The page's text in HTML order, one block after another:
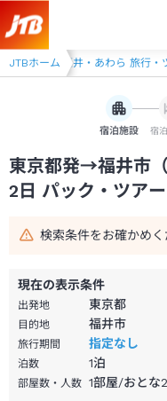
JTBホーム
ツアー 福井・あわら 旅行・
宿泊施設 宿
東京都発→福井市
2日 パック・ツア
検索条件をお確かめく
現在の表示条件
出発地 東京都
目的地 福井市
旅行期間 指定なし
泊数 1泊
部屋数・人数 1部屋/おとな